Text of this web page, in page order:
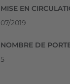
MISE EN
07/2019
NOMBRE DE
5